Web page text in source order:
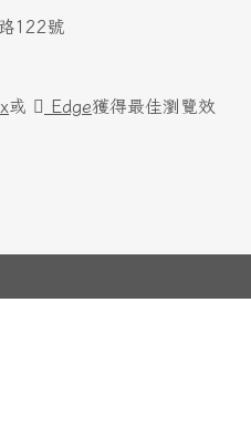
122號
或 Edge獲得最佳瀏覽效